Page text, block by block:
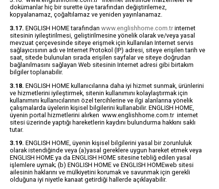
dokümanlar hiç bir surette üye tarafından değiştirilemez,
kopyalanamaz, çoğaltılamaz ve yeniden yayınlanamaz.
3.17. ENGLISH HOME tarafından www.englishhome.com.tr internet
sitesinin iyileştirilmesi, geliştirilmesine yönelik olarak ve/veya yasal
mevzuat çerçevesinde siteye erişmek için kullanılan Internet servis
sağlayıcısının adı ve Internet Protokol (IP) adresi, siteye erişilen tarih ve
saat, sitede bulunulan sırada erişilen sayfalar ve siteye doğrudan
bağlanılmasını sağlayan Web sitesinin Internet adresi gibi birtakım
bilgiler toplanabilir.
3.18. ENGLISH HOME kullanıcılarına daha iyi hizmet sunmak, ürünlerini
ve hizmetlerini iyileştirmek, sitenin kullanımını kolaylaştırmak için
kullanımını kullanıcılarının özel tercihlerine ve ilgi alanlarına yönelik
çalışmalarda üyelerin kişisel bilgilerini kullanabilir. ENGLISH HOME,
üyenin portal hizmetlerini alırken www.englishhome.com.tr internet
sitesi üzerinde yaptığı hareketlerin kaydını bulundurma hakkını saklı
tutar.
3.19. ENGLISH HOME, üyenin kişisel bilgilerini yasal bir zorunluluk
olarak istendiğinde veya (a)yasal gereklere uygun hareket etmek veya
ENGLISH HOME ya da ENGLISH HOME sitesine tebliğ edilen yasal
işlemlere uymak; (b) ENGLISH HOME ve ENGLISH HOMEweb sitesi
ailesinin haklarını ve mülkiyetini korumak ve savunmak için gerekli
olduğuna iyi niyetle kanaat getirdiği hallerde açıklayabilir.